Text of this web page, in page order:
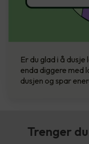
Er du glad i å
enda diggere med
dusjen og spar
Trenger